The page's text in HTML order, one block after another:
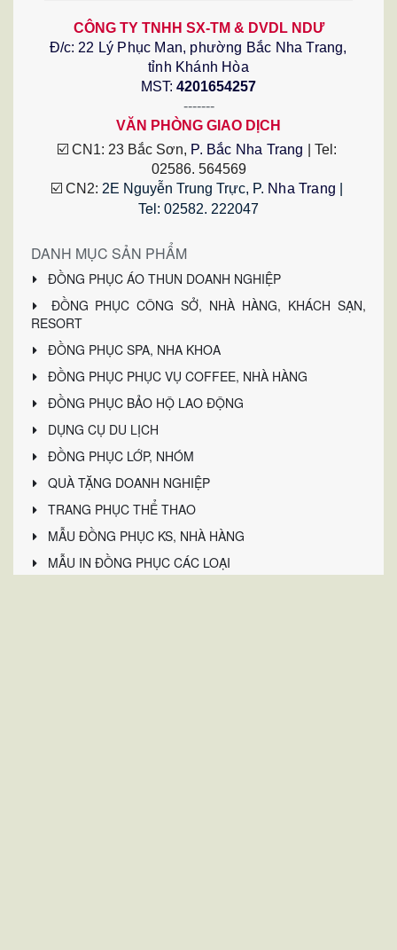
CÔNG TY TNHH SX-TM & DVDL NDƯ
Đ/c: 22 Lý Phục Man, phường Bắc Nha Trang,
tỉnh Khánh Hòa
MST: 4201654257
-------
VĂN PHÒNG GIAO DỊCH
☑️ CN1: 23 Bắc Sơn, P. Bắc Nha Trang | Tel:
02586. 564569
☑️ CN2: 2E Nguyễn Trung Trực, P. Nha Trang
Tel: 02582. 222047
DANH MỤC SẢN PHẨM
ĐỒNG PHỤC ÁO THUN DOANH NGHIỆP
ĐỒNG PHỤC CÔNG SỞ, NHÀ HÀNG, KHÁCH SẠN,
RESORT
ĐỒNG PHỤC SPA, NHA KHOA
ĐỒNG PHỤC PHỤC VỤ COFFEE, NHÀ HÀNG
ĐỒNG PHỤC BẢO HỘ LAO ĐỘNG
DỤNG CỤ DU LỊCH
ĐỒNG PHỤC LỚP, NHÓM
QUÀ TẶNG DOANH NGHIỆP
TRANG PHỤC THỂ THAO
MẪU ĐỒNG PHỤC KS, NHÀ HÀNG
MẪU IN ĐỒNG PHỤC CÁC LOẠI